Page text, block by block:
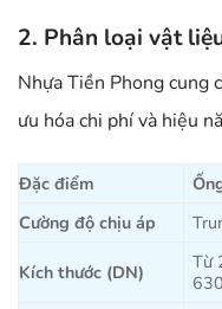
2. Phân loại vật
Nhựa Tiền Phong cung
ưu hóa chi phí và hiệu
Đặc điểm
Cường độ chịu áp
Kích thước (DN)
Từ